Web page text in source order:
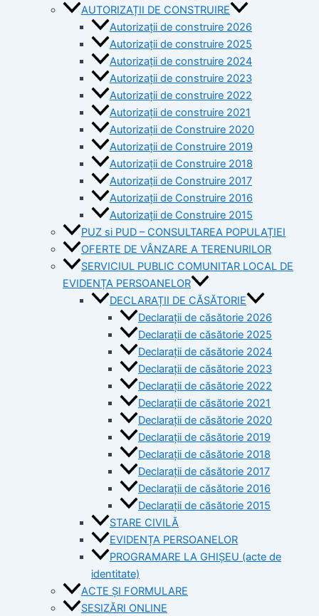
AUTORIZAȚII DE CONSTRUIRE
Autorizații de construire 2026
Autorizații de construire 2025
Autorizații de construire 2024
Autorizații de construire 2023
Autorizații de construire 2022
Autorizații de construire 2021
Autorizații de Construire 2020
Autorizații de Construire 2019
Autorizaţii de Construire 2018
Autorizaţii de Construire 2017
Autorizaţii de Construire 2016
Autorizaţii de Construire 2015
PUZ si PUD – CONSULTAREA POPULAȚIEI
OFERTE DE VÂNZARE A TERENURILOR
SERVICIUL PUBLIC COMUNITAR LOCAL DE
EVIDENȚA PERSOANELOR
DECLARAȚII DE CĂSĂTORIE
Declarații de căsătorie 2026
Declarații de căsătorie 2025
Declarații de căsătorie 2024
Declarații de căsătorie 2023
Declarații de căsătorie 2022
Declarații de căsătorie 2021
Declarații de căsătorie 2020
Declarații de căsătorie 2019
Declarații de căsătorie 2018
Declarații de căsătorie 2017
Declarații de căsătorie 2016
Declarații de căsătorie 2015
STARE CIVILĂ
EVIDENȚA PERSOANELOR
PROGRAMARE LA GHIȘEU (acte de
identitate)
ACTE ȘI FORMULARE
SESIZĂRI ONLINE